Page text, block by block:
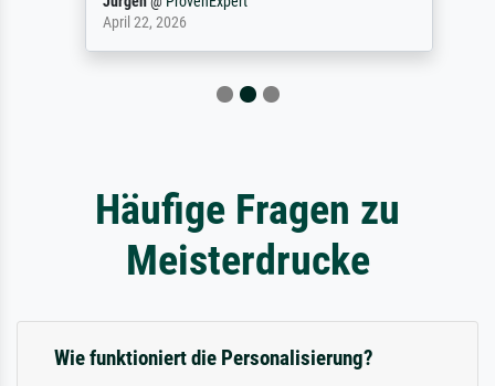
April 22, 2026
Häufige Fragen zu
Meisterdrucke
Wie funktioniert die Personalisierung?